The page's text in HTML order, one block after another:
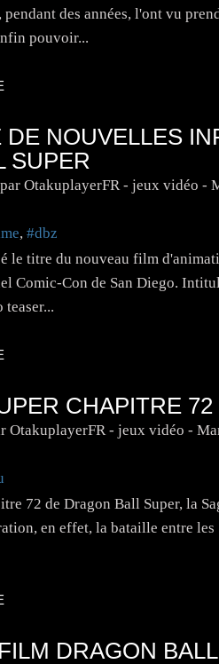
des années, l'ont vu
pouvoir...
DE NOUVELLES
SUPER
par OtakuplayerFR - jeux vidéo -
, #dbz
le titre du nouveau film
Comic-Con de San Diego.
CHAPITRE
OtakuplayerFR - jeux vidéo -
72 de Dragon Ball Super, la
en effet, la bataille entre
DRAGON